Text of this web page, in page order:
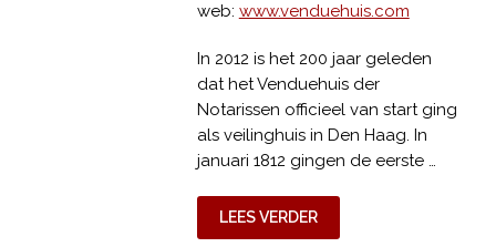
web: www.venduehuis.com
In 2012 is het 200 jaar geleden
dat het Venduehuis der
Notarissen officieel van start ging
als veilinghuis in Den Haag. In
januari 1812 gingen de eerste …
LEES VERDER